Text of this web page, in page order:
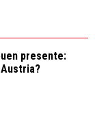
presente: